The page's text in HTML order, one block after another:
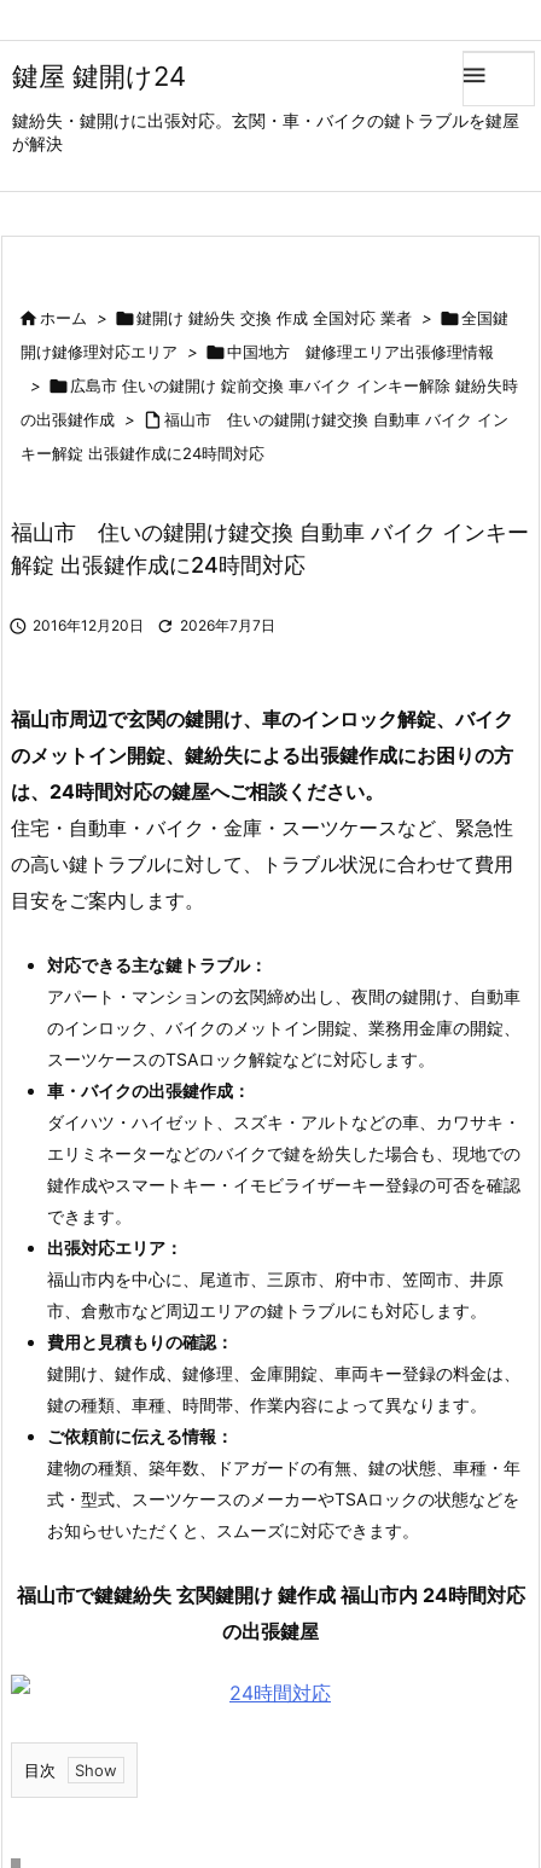
鍵屋 鍵開け24
鍵紛失・鍵開けに出張対応。玄関・車・バイクの鍵トラブルを鍵屋
が解決

ホーム > 鍵開け 鍵紛失 交換 作成 全国対応 業者 > 全国鍵
開け鍵修理対応エリア
> 中国地方 鍵修理エリア出張修理情報
> 広島市 住いの鍵開け 錠前交換 車バイク インキー解除 鍵紛失時
の出張鍵作成 >  福山市 住いの鍵開け鍵交換 自動車 バイク イン
キー解錠 出張鍵作成に24時間対応
福山市 住いの鍵開け鍵交換 自動車 バイク インキー
解錠 出張鍵作成に24時間対応
 2016年12月20日  2026年7月7日
福山市周辺で玄関の鍵開け、車のインロック解錠、バイク
のメットイン開錠、鍵紛失による出張鍵作成にお困りの方
は、24時間対応の鍵屋へご相談ください。
住宅・自動車・バイク・金庫・スーツケースなど、緊急性
の高い鍵トラブルに対して、トラブル状況に合わせて費用
目安をご案内します。
対応できる主な鍵トラブル：
アパート・マンションの玄関締め出し、夜間の鍵開け、自動車
のインロック、バイクのメットイン開錠、業務用金庫の開錠、
スーツケースのTSAロック解錠などに対応します。
車・バイクの出張鍵作成：
ダイハツ・ハイゼット、スズキ・アルトなどの車、カワサキ・
エリミネーターなどのバイクで鍵を紛失した場合も、現地での
鍵作成やスマートキー・イモビライザーキー登録の可否を確認
できます。
出張対応エリア：
福山市内を中心に、尾道市、三原市、府中市、笠岡市、井原
市、倉敷市など周辺エリアの鍵トラブルにも対応します。
費用と見積もりの確認：
鍵開け、鍵作成、鍵修理、金庫開錠、車両キー登録の料金は、
鍵の種類、車種、時間帯、作業内容によって異なります。
ご依頼前に伝える情報：
建物の種類、築年数、ドアガードの有無、鍵の状態、車種・年
式・型式、スーツケースのメーカーやTSAロックの状態などを
お知らせいただくと、スムーズに対応できます。
福山市で鍵鍵紛失 玄関鍵開け 鍵作成 福山市内 24時間対応
の出張鍵屋
目次
1.